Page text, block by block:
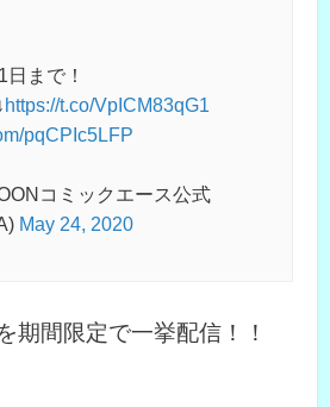
まで！
https://t.co/VpICM83qG1
pqCPIc5LFP
コミックエース公式
May 24, 2020
期間限定で一挙配信！！